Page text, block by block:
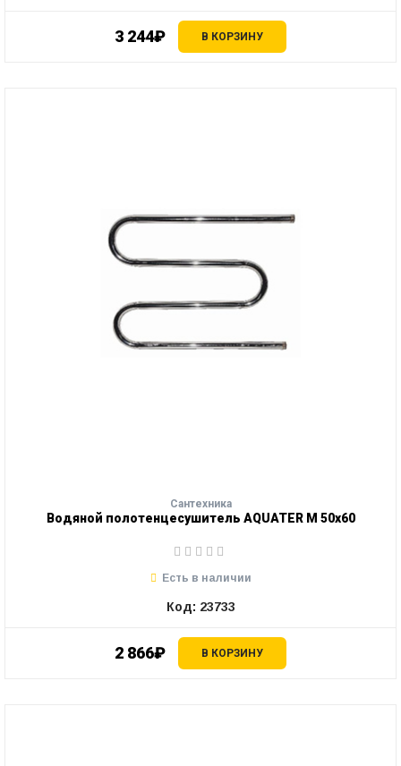
3 244₽ В КОРЗИНУ
Сантехника
Водяной полотенцесушитель AQUATER М 50х60
2 866₽ В КОРЗИНУ
Есть в наличии
Код: 23733